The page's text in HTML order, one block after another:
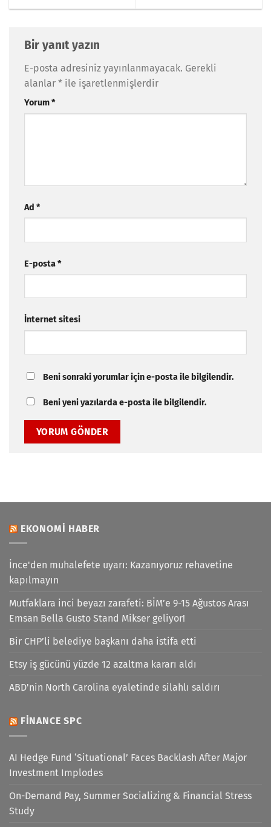
Bir yanıt yazın
E-posta adresiniz yayınlanmayacak. Gerekli
alanlar * ile işaretlenmişlerdir
Yorum*
Ad *
E-posta*
İnternet sitesi
Beni sonraki yorumlar için e-posta ile bilgilendir.
Beni yeni yazılarda e-posta ile bilgilendir.
EKONOMI HABER
İnce'den muhalefete uyarı: Kazanıyoruz rehavetine
kapılmayın
Mutfaklara inci beyazı zarafeti: BİM’e 9-15 Ağustos Arası
Emsan Bella Gusto Stand Mikser geliyor!
Bir CHP’li belediye başkanı daha istifa etti
Etsy iş gücünü yüzde 12 azaltma kararı aldı
ABD'nin North Carolina eyaletinde silahlı saldırı
FINANCE SPC
AI Hedge Fund ‘Situational’ Faces Backlash After Major
Investment Implodes
On-Demand Pay, Summer Socializing & Financial Stress
Study